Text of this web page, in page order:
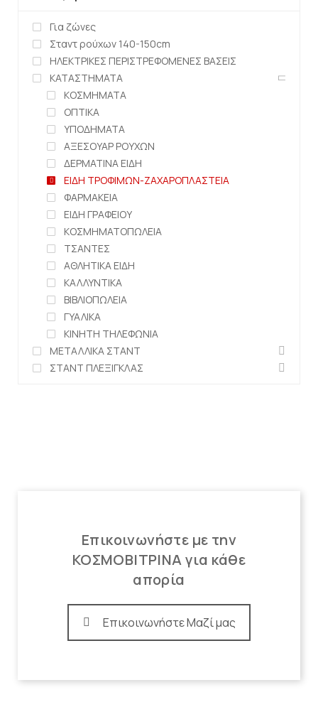
Για ζώνες
Σταντ ρούχων 140-150cm
ΗΛΕΚΤΡΙΚΕΣ ΠΕΡΙΣΤΡΕΦΟΜΕΝΕΣ ΒΑΣΕΙΣ
ΚΑΤΑΣΤΗΜΑΤΑ
ΚΟΣΜΗΜΑΤΑ
ΟΠΤΙΚΑ
ΥΠΟΔΗΜΑΤΑ
ΑΞΕΣΟΥΑΡ ΡΟΥΧΩΝ
ΔΕΡΜΑΤΙΝΑ ΕΙΔΗ
ΕΙΔΗ ΤΡΟΦΙΜΩΝ-ΖΑΧΑΡΟΠΛΑΣΤΕΙΑ
ΦΑΡΜΑΚΕΙΑ
ΕΙΔΗ ΓΡΑΦΕΙΟΥ
ΚΟΣΜΗΜΑΤΟΠΩΛΕΙΑ
ΤΣΑΝΤΕΣ
ΑΘΛΗΤΙΚΑ ΕΙΔΗ
ΚΑΛΛΥΝΤΙΚΑ
ΒΙΒΛΙΟΠΩΛΕΙΑ
ΓΥΑΛΙΚΑ
ΚΙΝΗΤΗ ΤΗΛΕΦΩΝΙΑ
ΜΕΤΑΛΛΙΚΑ ΣΤΑΝΤ
ΣΤΑΝΤ ΠΛΕΞΙΓΚΛΑΣ
Επικοινωνήστε με την
ΚΟΣΜΟΒΙΤΡΙΝΑ για κάθε
απορία
Επικοινωνήστε Μαζί μας